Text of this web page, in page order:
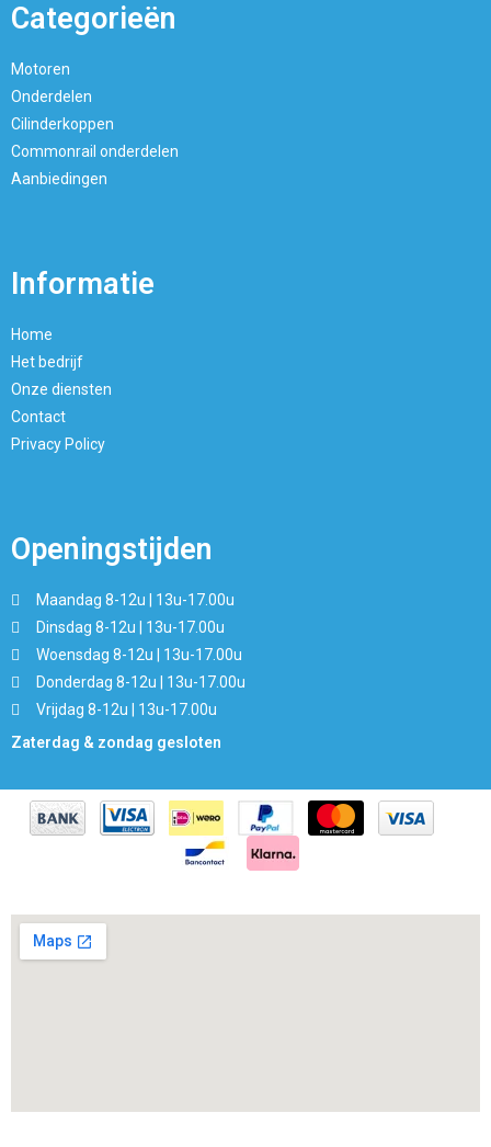
Categorieën
Motoren
Onderdelen
Cilinderkoppen
Commonrail onderdelen
Aanbiedingen
Informatie
Home
Het bedrijf
Onze diensten
Contact
Privacy Policy
Openingstijden
Maandag 8-12u | 13u-17.00u
Dinsdag 8-12u | 13u-17.00u
Woensdag 8-12u | 13u-17.00u
Donderdag 8-12u | 13u-17.00u
Vrijdag 8-12u | 13u-17.00u
Zaterdag & zondag gesloten